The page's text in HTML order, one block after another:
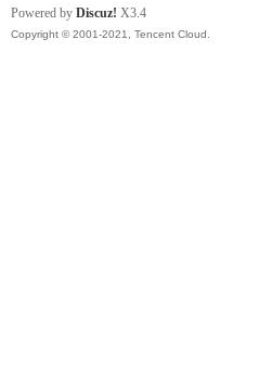
Powered by Discuz! X3.4
Copyright © 2001-2021, Tencent Cloud.